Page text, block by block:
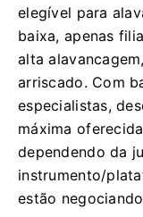
elegível para
baixa, apenas
alta
arriscado. Com
especialistas,
máxima
dependendo da
instrumento/
estão